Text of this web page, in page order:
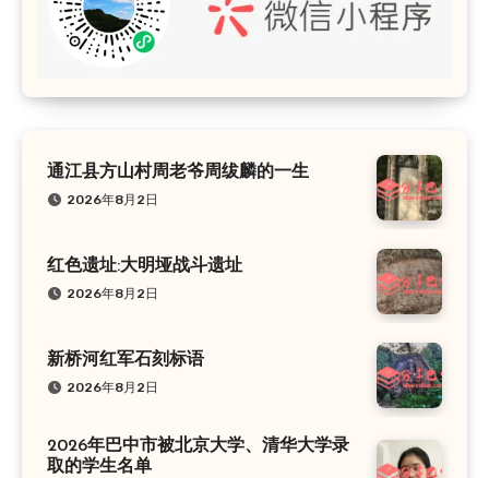
通江县方山村周老爷周绂麟的一生
2026年8月2日
红色遗址:大明垭战斗遗址
2026年8月2日
新桥河红军石刻标语
2026年8月2日
2026年巴中市被北京大学、清华大学录
取的学生名单